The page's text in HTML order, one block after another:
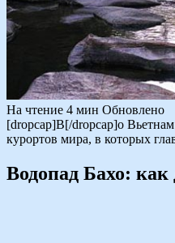
На чтение 4 мин Обновлено
[dropcap]В[/dropcap]о
курортов мира, в которых
Водопад Бахо: как